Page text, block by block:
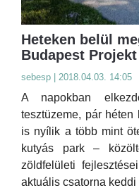
Heteken belül
Budapest
sebesp | 2018.04.03. 14:05
A napokban
tesztüzeme, pár
is nyílik a több mint
kutyás park –
zöldfelületi
aktuális csatorna keddi